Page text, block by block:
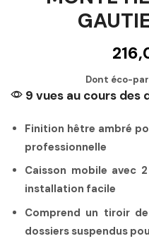
Dont éco-
9 vues au cours des
Finition hêtre ambré
professionnelle
Caisson mobile avec
installation facile
Comprend un tiroir
dossiers suspendus